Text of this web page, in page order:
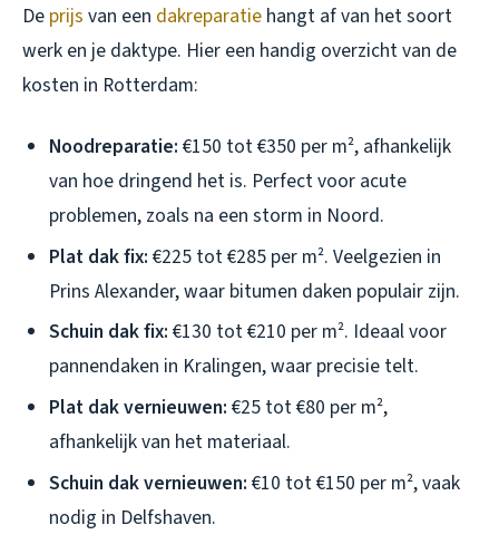
De prijs van een dakreparatie hangt af van het soort
werk en je daktype. Hier een handig overzicht van de
kosten in Rotterdam:
Noodreparatie: €150 tot €350 per m², afhankelijk
van hoe dringend het is. Perfect voor acute
problemen, zoals na een storm in Noord.
Plat dak fix: €225 tot €285 per m². Veelgezien in
Prins Alexander, waar bitumen daken populair zijn.
Schuin dak fix: €130 tot €210 per m². Ideaal voor
pannendaken in Kralingen, waar precisie telt.
Plat dak vernieuwen: €25 tot €80 per m²,
afhankelijk van het materiaal.
Schuin dak vernieuwen: €10 tot €150 per m², vaak
nodig in Delfshaven.